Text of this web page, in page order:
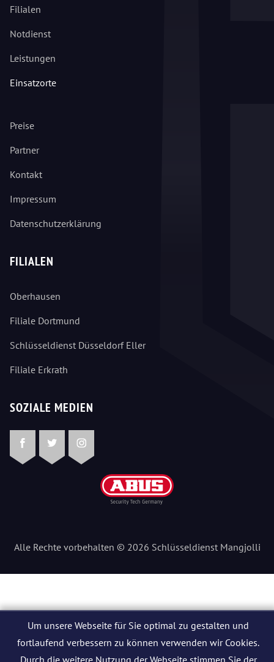
Filialen
Notdienst
Leistungen
Einsatzorte
Preise
Partner
Kontakt
Impressum
Datenschutzerklärung
FILIALEN
Oberhausen
Filiale Dortmund
Schlüsseldienst Düsseldorf Eller
Filiale Erkrath
SOZIALE MEDIEN
FacebookTwitterInstagram
Alle Rechte vorbehalten © 2026 Schlüsseldienst Mangjolli
Um unsere Webseite für Sie optimal zu gestalten und
fortlaufend verbessern zu können verwenden wir Cookies.